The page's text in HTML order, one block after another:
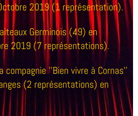
2019 (1 représentation).
Germinois (49) en
2019 (7 représentations).
compagnie ''Bien vivre à Cornas''
(2 représentations) en